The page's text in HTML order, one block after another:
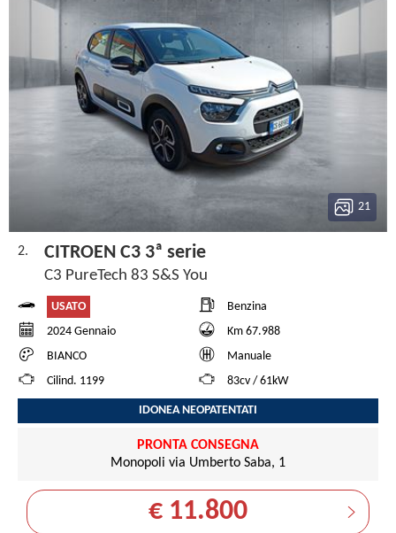
21
2. CITROEN C3 3ª serie
C3 PureTech 83 S&S You
USATO
Benzina
2024 Gennaio
Km 67.988
BIANCO
Manuale
Cilind. 1199
83cv / 61kW
IDONEA NEOPATENTATI
PRONTA CONSEGNA
Monopoli via Umberto Saba, 1
€ 11.800